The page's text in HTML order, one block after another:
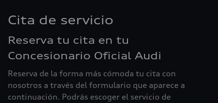
Cita de servicio
Reserva tu cita en tu
Concesionario Oficial Audi
Reserva de la forma más cómoda tu cita con
nosotros a través del formulario que aparece a
continuación. Podrás escoger el servicio de